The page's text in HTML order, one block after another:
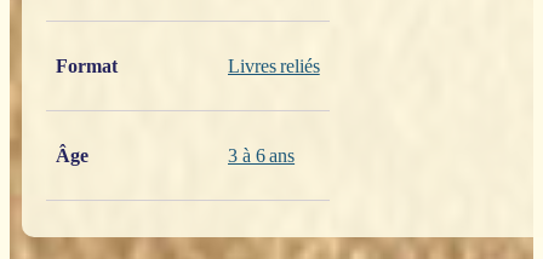
Format Livres reliés
Âge 3 à 6 ans